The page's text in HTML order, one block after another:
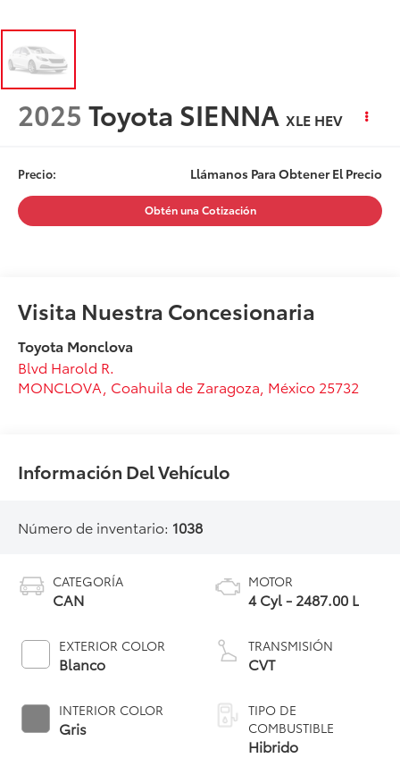
2025 Toyota SIENNA XLE HEV
Precio: Llámanos Para Obtener El Precio
Obtén una Cotización
Visita Nuestra Concesionaria
Toyota Monclova
Blvd Harold R.
MONCLOVA Coahuila de Zaragoza , México 25732
Información Del Vehículo
Número de inventario: 1038
CATEGORÍA
CAN
EXTERIOR COLOR
Blanco
INTERIOR COLOR
Gris
MOTOR
4 Cyl - 2487.00 L
TRANSMISIÓN
CVT
TIPO DE
COMBUSTIBLE
Hibrido